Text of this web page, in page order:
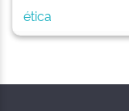
ética